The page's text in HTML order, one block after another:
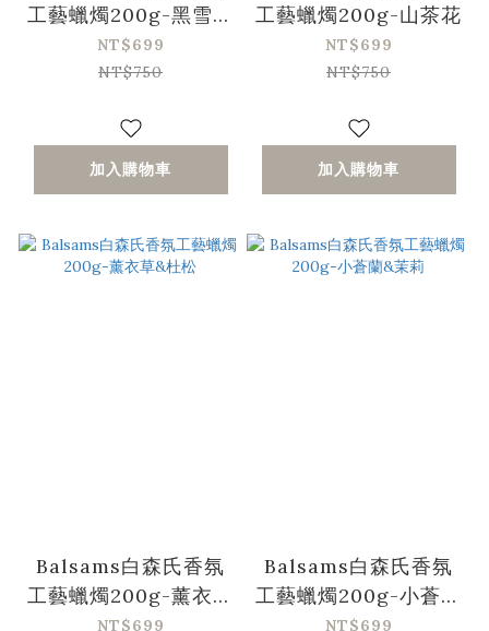
工藝蠟燭200g-黑雪松
&琥珀
NT$699
NT$750
加入購物車
工藝蠟燭200g-山茶花
NT$699
NT$750
加入購物車
Balsams白森氏香氛
工藝蠟燭200g-薰衣草
&杜松
NT$699
Balsams白森氏香氛
工藝蠟燭200g-小蒼蘭
&茉莉
NT$699